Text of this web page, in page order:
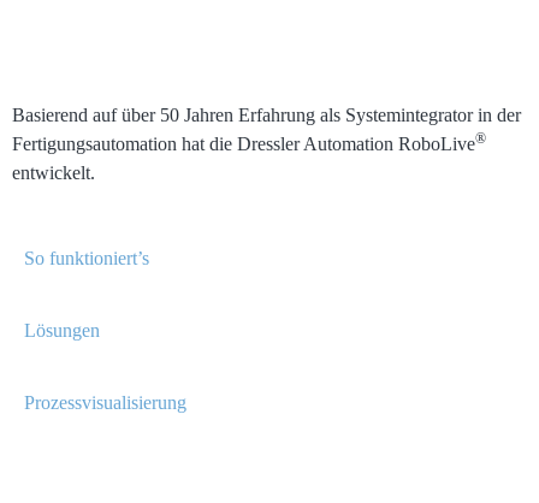
Basierend auf über 50 Jahren Erfahrung als Systemintegrator in der
Fertigungsautomation hat die Dressler Automation RoboLive®
entwickelt.
So funktioniert’s
Lösungen
Prozessvisualisierung